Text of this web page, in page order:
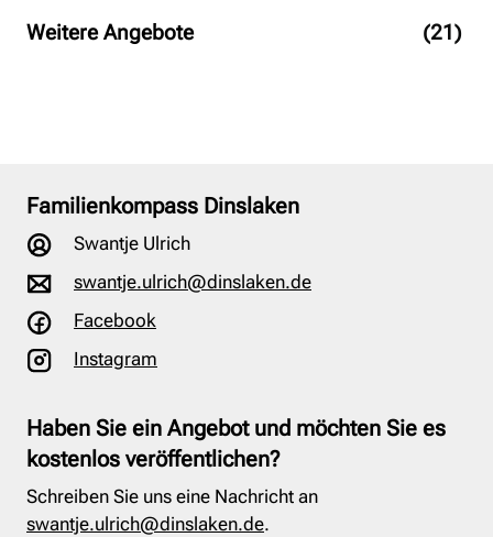
Weitere Angebote
(21)
Familienkompass Dinslaken
Swantje Ulrich
swantje.ulrich@dinslaken.de
Facebook
Instagram
Haben Sie ein Angebot und möchten Sie es
kostenlos veröffentlichen?
Schreiben Sie uns eine Nachricht an
swantje.ulrich@dinslaken.de.